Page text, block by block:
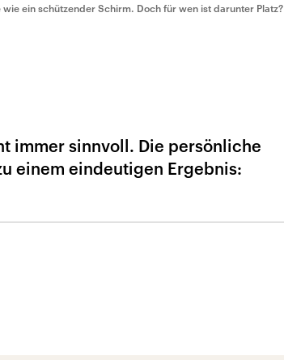
ein schützender Schirm. Doch für wen ist darunter Platz?
immer sinnvoll. Die persönliche
einem eindeutigen Ergebnis: